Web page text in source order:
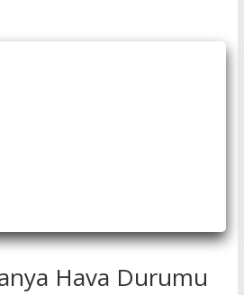
Hava Durumu